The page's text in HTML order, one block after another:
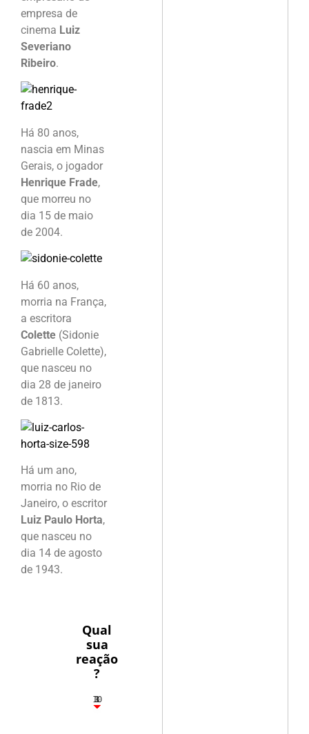
empresa de
cinema Luiz
Severiano
Ribeiro.
Há 80 anos,
nascia em Minas
Gerais, o jogador
Henrique Frade,
que morreu no
dia 15 de maio
de 2004.
Há 60 anos,
morria na França,
a escritora
Colette (Sidonie
Gabrielle Colette),
que nasceu no
dia 28 de janeiro
de 1813.
Há um ano,
morria no Rio de
Janeiro, o escritor
Luiz Paulo Horta,
que nasceu no
dia 14 de agosto
de 1943.
Qual
sua
reação
?
3
1
1
3
10